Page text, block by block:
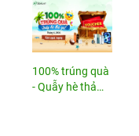
100% trúng quà
- Quẫy hè thả